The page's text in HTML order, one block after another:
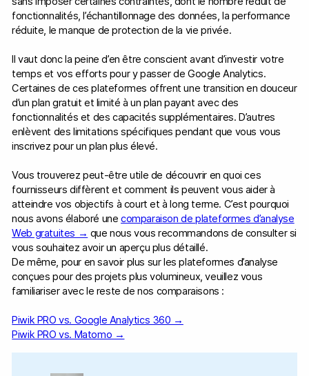
fonctionnalités, l’échantillonnage des données, la performance
réduite, le manque de protection de la vie privée.
Il vaut donc la peine d’en être conscient avant d’investir votre
temps et vos efforts pour y passer de Google Analytics.
Certaines de ces plateformes offrent une transition en douceur
d’un plan gratuit et limité à un plan payant avec des
fonctionnalités et des capacités supplémentaires. D’autres
enlèvent des limitations spécifiques pendant que vous vous
inscrivez pour un plan plus élevé.
Vous trouverez peut-être utile de découvrir en quoi ces
fournisseurs diffèrent et comment ils peuvent vous aider à
atteindre vos objectifs à court et à long terme. C’est pourquoi
nous avons élaboré unecomparaison de plateformes d’analyse
Web gratuites → que nous vous recommandons de consulter si
vous souhaitez avoir un aperçu plus détaillé.
De même, pour en savoir plus sur les plateformes d’analyse
conçues pour des projets plus volumineux, veuillez vous
familiariser avec le reste de nos comparaisons :
Piwik PRO vs. Google Analytics 360 →
Piwik PRO vs. Matomo →